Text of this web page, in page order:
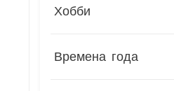
Хобби
Времена года